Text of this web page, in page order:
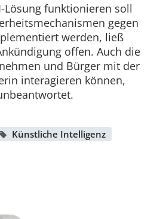
Lösung funktionieren soll
gegen
werden, ließ
offen. Auch die
und Bürger mit der
interagieren können,
Künstliche Intelligenz